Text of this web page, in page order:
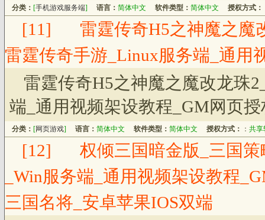
分类： [手机游戏服务端] 语言： 简体中文 软件类型： 简体中文 授权方式：
[11]
雷霆传奇H5之神魔之魔
雷霆传奇手游_Linux服务端_通用
雷霆传奇H5之神魔之魔改龙珠
端_通用视频架设教程_GM网页
分类： [网页游戏] 语言： 简体中文 软件类型： 简体中文 授权方式： ： 共享
[12]
权倾三国暗金版_三国
_Win服务端_通用视频架设教程
三国名将_安卓苹果IOS双端